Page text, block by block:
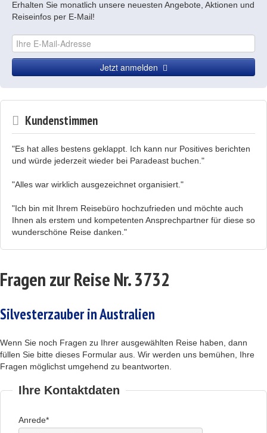
Erhalten Sie monatlich unsere neuesten Angebote, Aktionen und
Reiseinfos per E-Mail!
Jetzt anmelden
Kundenstimmen
"Es hat alles bestens geklappt. Ich kann nur Positives berichten
und würde jederzeit wieder bei Paradeast buchen."
"Alles war wirklich ausgezeichnet organisiert."
"Ich bin mit Ihrem Reisebüro hochzufrieden und möchte auch
Ihnen als erstem und kompetenten Ansprechpartner für diese so
wunderschöne Reise danken."
Fragen zur Reise Nr. 3732
Silvesterzauber in Australien
Wenn Sie noch Fragen zu Ihrer ausgewählten Reise haben, dann
füllen Sie bitte dieses Formular aus. Wir werden uns bemühen, Ihre
Fragen möglichst umgehend zu beantworten.
Ihre Kontaktdaten
Anrede*